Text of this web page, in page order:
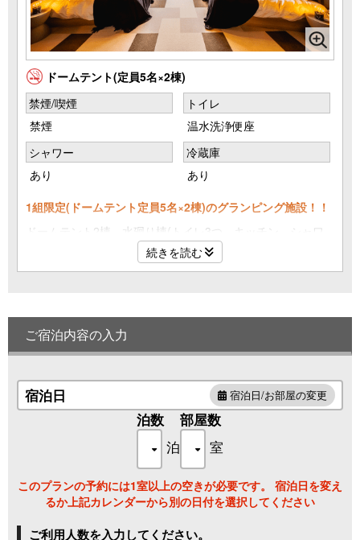
ドームテント(定員5名×2棟)
禁煙/喫煙
禁煙
トイレ
温水洗浄便座
シャワー
あり
冷蔵庫
あり
1組限定(ドームテント定員5名×2棟)のグランピング施設！！
ドームテント2棟、水廻り棟(トイレ3つ、キッチン、シャワ
サウナ、水風呂、BBQグリル、薪ストーブが備わっていま
予めご了承ください。
続きを読む
ご宿泊内容の入力
宿泊日 宿泊日/お部屋の変更
泊数
泊
部屋数
室
このプランの予約には1室以上の空きが必要です。 宿泊日を変え
るか上記カレンダーから別の日付を選択してください
ご利用人数を入力してください。